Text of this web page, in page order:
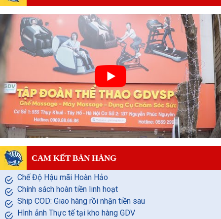
CAM KẾT BÁN HÀNG
Chế Độ Hậu mãi Hoàn Hảo
Chính sách hoàn tiền linh hoạt
Ship COD: Giao hàng rồi nhận tiền sau
Hình ảnh Thực tế tại kho hàng GDV